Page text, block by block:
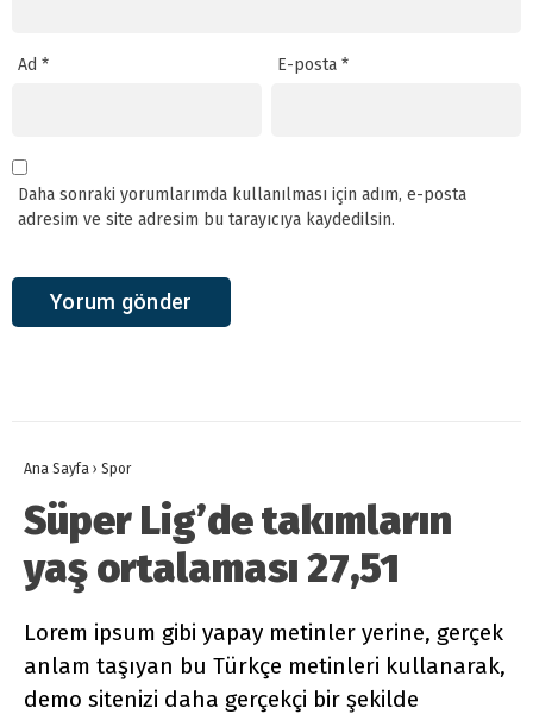
Ad * E-posta*
Daha sonraki yorumlarımda kullanılması için adım, e-posta
adresim ve site adresim bu tarayıcıya kaydedilsin.
Ana Sayfa › Spor
Süper Lig’de takımların
yaş ortalaması 27,51
Lorem ipsum gibi yapay metinler yerine, gerçek
anlam taşıyan bu Türkçe metinleri kullanarak,
demo sitenizi daha gerçekçi bir şekilde